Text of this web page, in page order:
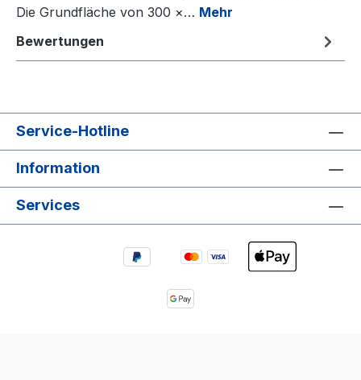
Die Grundfläche von 300 ×… Mehr
Bewertungen
Service-Hotline
Information
Services